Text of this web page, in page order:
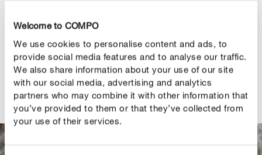
Welcome to COMPO
We use cookies to personalise content and ads, to
provide social media features and to analyse our traffic.
We also share information about your use of our site
with our social media, advertising and analytics
partners who may combine it with other information that
you’ve provided to them or that they’ve collected from
your use of their services.
TECHNISCHE DETAILS
EEN VRAAG? STEL ZE HIER!